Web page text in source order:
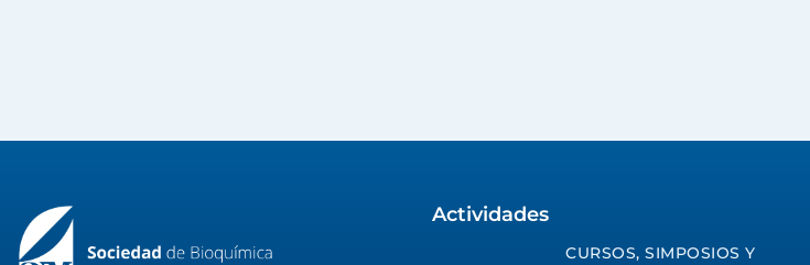
Actividades
CURSOS, SIMPOSIOS Y